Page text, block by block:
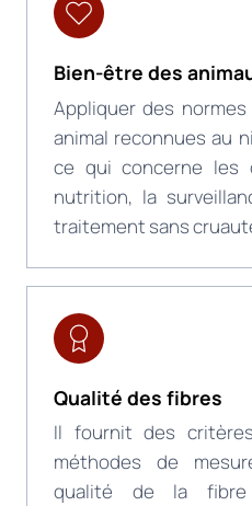
Bien-être des
Appliquer des
animal reconnues au
ce qui concerne les
nutrition, la
traitement sans
Qualité des fibres
Il fournit des
méthodes de
qualité de la